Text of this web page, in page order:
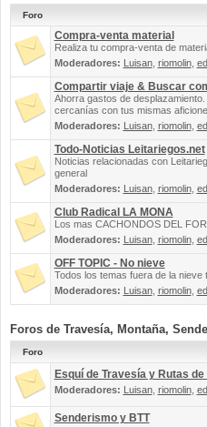
Foro
Compra-venta material
Realiza tu compra-venta de
Moderadores: Luisan, riomolin,
Compartir viaje & Buscar
Ahorra gastos de
cercanías con tus mismas
Moderadores: Luisan, riomolin,
Todo-Noticias Leitariegos.net
Noticias relacionadas con
general
Moderadores: Luisan, riomolin,
Club Radical LA MONA
Los mas CACHONDOS DEL
Moderadores: Luisan, riomolin,
OFF TOPIC - No nieve
Todos los temas fuera de la nieve
Moderadores: Luisan, riomolin,
Foros de Travesía, Montaña,
Foro
Esquí de Travesía y Rutas de
Moderadores: Luisan, riomolin,
Senderismo y BTT